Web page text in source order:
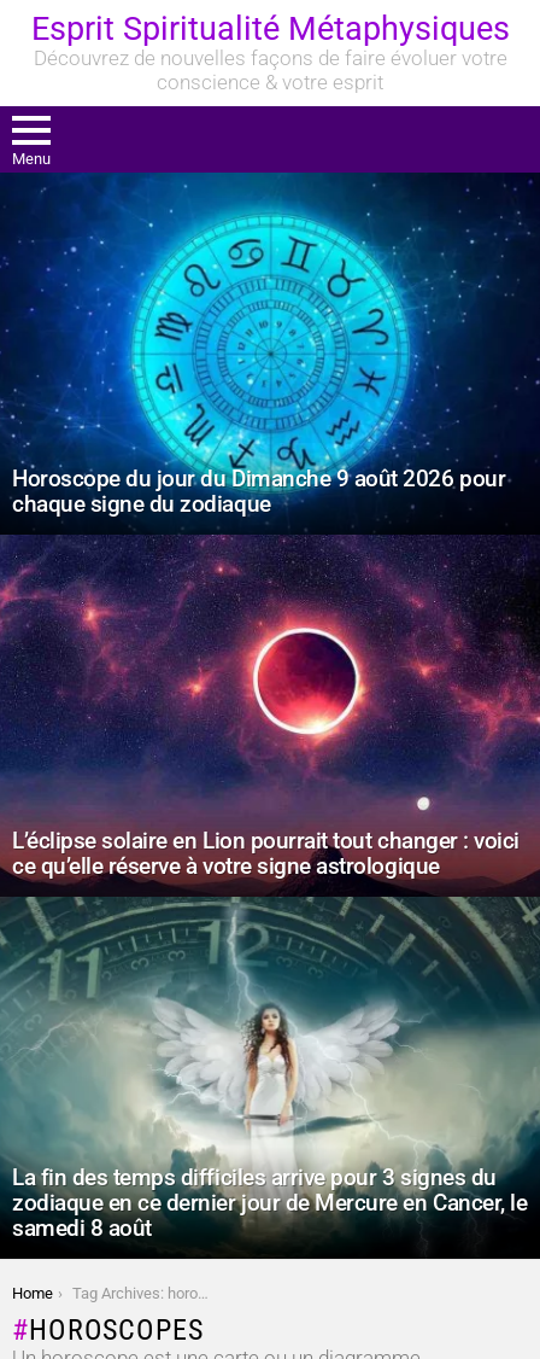
Esprit Spiritualité Métaphysiques
Découvrez de nouvelles façons de faire évoluer votre
conscience & votre esprit
Menu
DERNIERS
ARTICLES
Horoscope du jour du Dimanche 9 août 2026 pour
chaque signe du zodiaque
L’éclipse solaire en Lion pourrait tout changer : voici
ce qu’elle réserve à votre signe astrologique
La fin des temps difficiles arrive pour 3 signes du
zodiaque en ce dernier jour de Mercure en Cancer, le
samedi 8 août
You are here:
Home Tag Archives: horoscopes
HOROSCOPES